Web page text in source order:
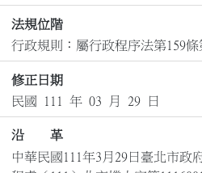
法規位階
行政規則：屬行政程序法第159條
修正日期
民國 111 年 03 月 29 日
沿 革
中華民國111年3月29日臺北市政